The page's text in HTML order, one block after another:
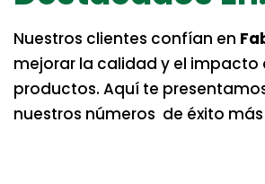
Nuestros clientes confían en
mejorar la calidad y el impacto
productos. Aquí te
nuestros números de éxito